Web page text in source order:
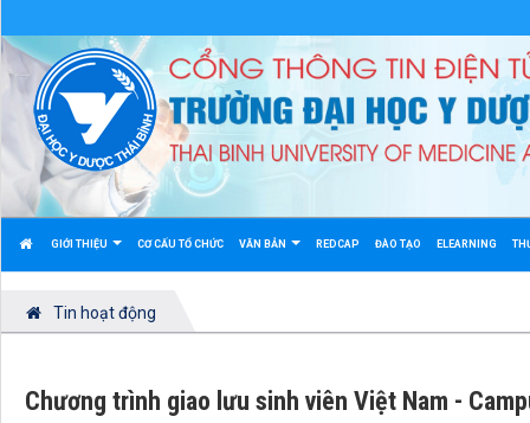
GIỚI THIỆU CƠ CẤU TỔ CHỨC VĂN BẢN REDCAP ĐÀO TẠO ELEARNING
Tin hoạt động
Chương trình giao lưu sinh viên Việt Nam -